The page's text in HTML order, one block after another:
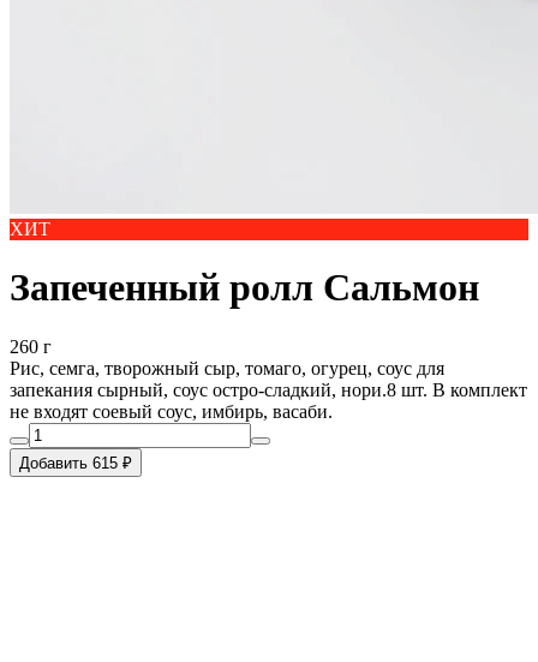
ХИТ
Запеченный ролл Сальмон
260 г
Рис, семга, творожный сыр, томаго, огурец, соус для
запекания сырный, соус остро-сладкий, нори.8 шт. В комплект
не входят соевый соус, имбирь, васаби.
Добавить 615 ₽